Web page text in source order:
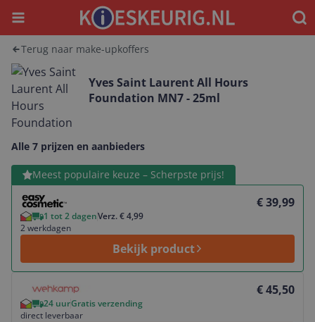
Menu
Terug naar make-upkoffers
Yves Saint Laurent All Hours
Foundation MN7 - 25ml
Alle 7 prijzen en aanbieders
Meest populaire keuze – Scherpste prijs!
€ 39,99
1 tot 2 dagenVerz. € 4,99
2 werkdagen
Bekijk product
Bekijk product
€ 45,50
24 uurGratis verzending
direct leverbaar